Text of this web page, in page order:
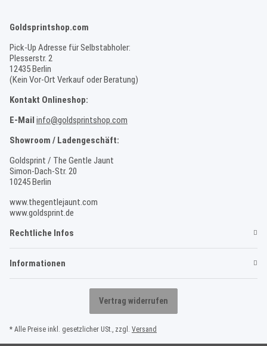
Goldsprintshop.com
Pick-Up Adresse für Selbstabholer:
Plesserstr. 2
12435 Berlin
(Kein Vor-Ort Verkauf oder Beratung)
Kontakt Onlineshop:
E-Mail info@goldsprintshop.com
Showroom / Ladengeschäft:
Goldsprint / The Gentle Jaunt
Simon-Dach-Str. 20
10245 Berlin
www.thegentlejaunt.com
www.goldsprint.de
Rechtliche Infos
Informationen
Vertrag widerrufen
* Alle Preise inkl. gesetzlicher USt., zzgl. Versand